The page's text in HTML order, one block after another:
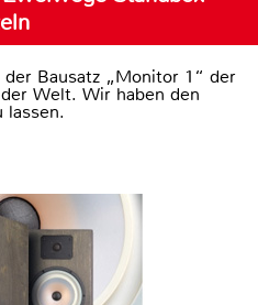
Bausatz „Monitor 1“ der
Welt. Wir haben den
lassen.